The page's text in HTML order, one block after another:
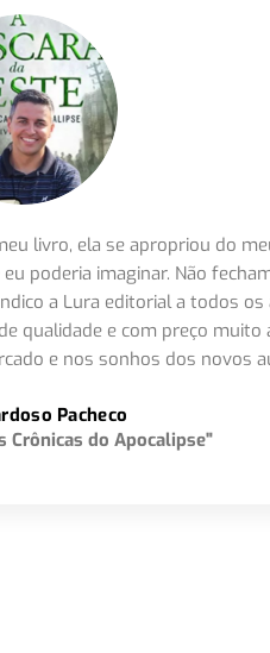
livro, ela se apropriou do
poderia imaginar. Não
a Lura editorial a todos os
qualidade e com preço muito
e nos sonhos dos novos
Pacheco
Crônicas do Apocalipse"